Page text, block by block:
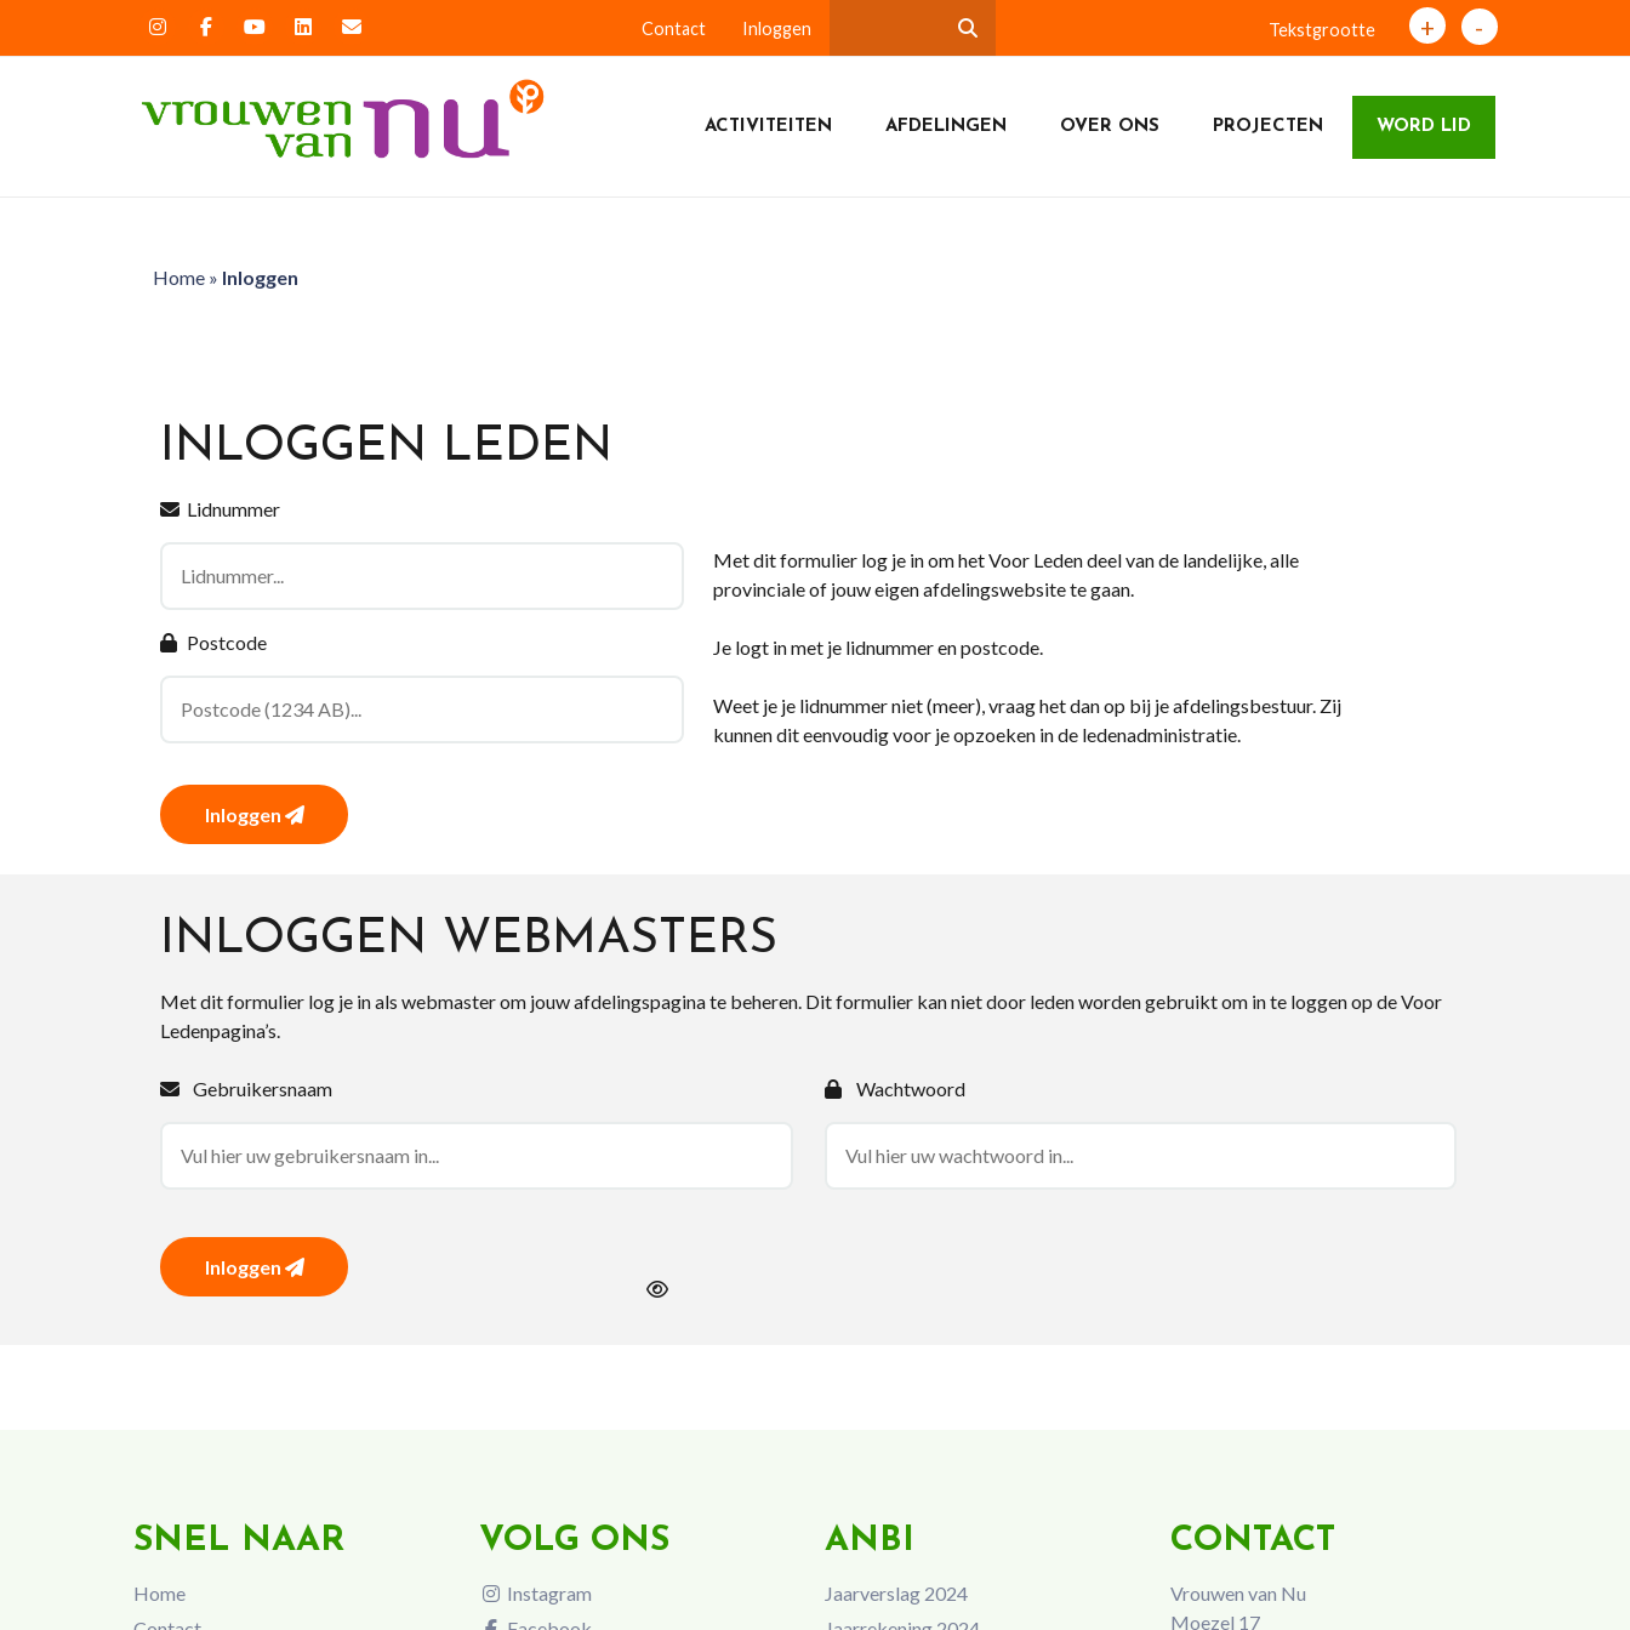
Contact Inloggen Tekstgrootte + -
ACTIVITEITEN AFDELINGEN OVER ONS PROJECTEN WORD LID
Home» Inloggen
INLOGGEN LEDEN
Lidnummer
Postcode
Inloggen
Met dit formulier log je in om het Voor Leden deel van de landelijke, alle
provinciale of jouw eigen afdelingswebsite te gaan.
Je logt in met je lidnummer en postcode.
Weet je je lidnummer niet (meer), vraag het dan op bij je afdelingsbestuur. Zij
kunnen dit eenvoudig voor je opzoeken in de ledenadministratie.
INLOGGEN WEBMASTERS
Met dit formulier log je in als webmaster om jouw afdelingspagina te beheren. Dit formulier kan niet door leden worden gebruikt om in te loggen op de Voor
Ledenpagina’s.
Gebruikersnaam Wachtwoord
Inloggen
SNEL NAAR
Home
VOLG ONS
Instagram
ANBI
Jaarverslag 2024
CONTACT
Vrouwen van Nu
Moezel 17